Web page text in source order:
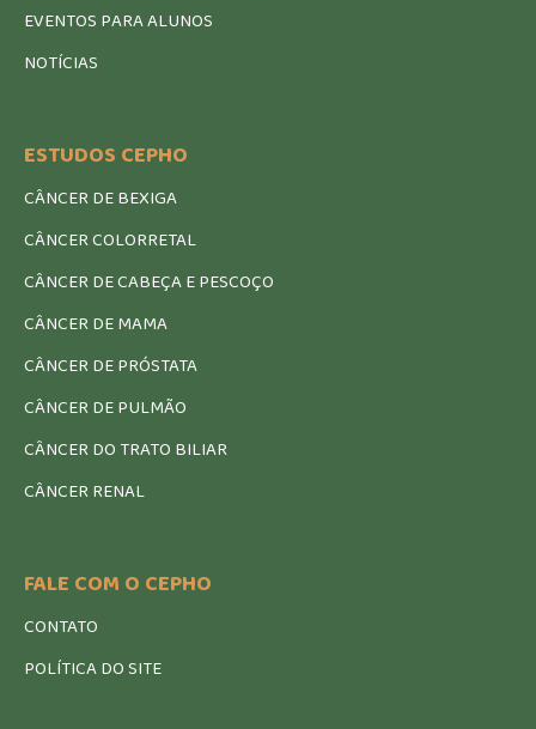
EVENTOS PARA ALUNOS
NOTÍCIAS
ESTUDOS CEPHO
CÂNCER DE BEXIGA
CÂNCER COLORRETAL
CÂNCER DE CABEÇA E PESCOÇO
CÂNCER DE MAMA
CÂNCER DE PRÓSTATA
CÂNCER DE PULMÃO
CÂNCER DO TRATO BILIAR
CÂNCER RENAL
FALE COM O CEPHO
CONTATO
POLÍTICA DO SITE